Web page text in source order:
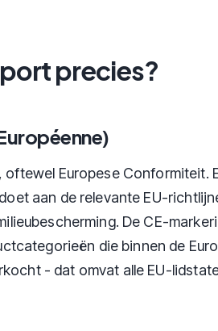
precies?
oftewel Europese Conformiteit.
aan de relevante EU-
De CE-
die binnen de
- dat omvat alle EU-